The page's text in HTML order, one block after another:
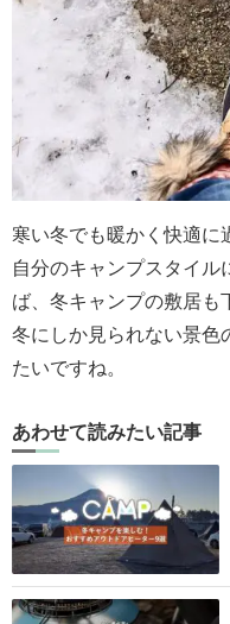
寒い冬でも暖かく快適に
自分のキャンプスタイル
ば、冬キャンプの敷居も
冬にしか見られない景色
たいですね。
あわせて読みたい記事